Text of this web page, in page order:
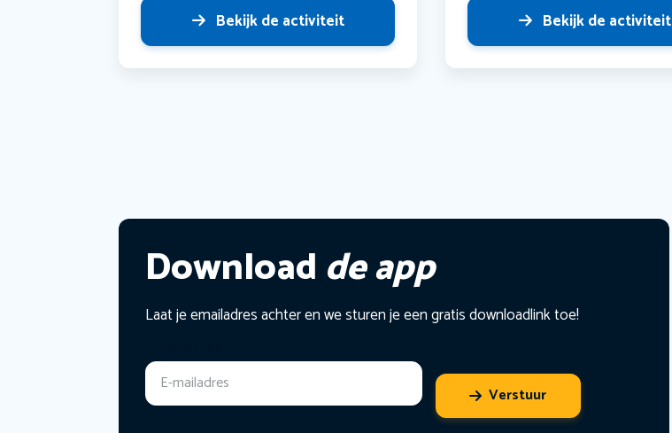
Bekijk de activiteit Bekijk de activiteit
Download de app
Laat je emailadres achter en we sturen je een gratis downloadlink toe!
Verstuur